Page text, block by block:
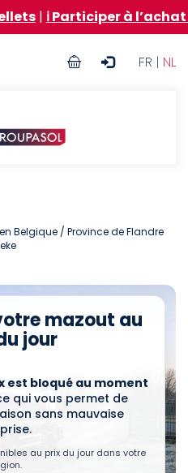
à l’achat groupé
FR | NL
User
Belgique / Province de Flandre
mazout au
jour
est bloqué au moment
qui vous permet de
sans mauvaise
au prix du jour dans votre